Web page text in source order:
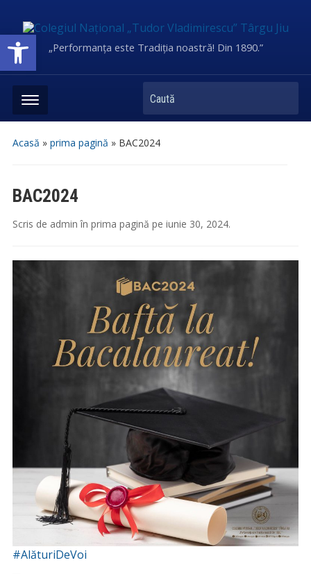
Deschide bara de unelte„Performanța este Tradiția noastră! Din 1890.”
Caută
Acasă » prima pagină » BAC2024
BAC2024
Scris de admin în prima pagină pe iunie 30, 2024.
#AlăturiDeVoi